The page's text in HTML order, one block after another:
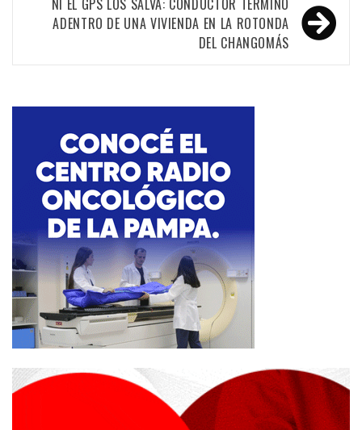
ADENTRO DE UNA VIVIENDA EN LA ROTONDA
DEL CHANGOMÁS